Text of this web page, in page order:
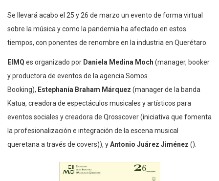
Se llevará acabo el 25 y 26 de marzo un evento de forma virtual
sobre la música y como la pandemia ha afectado en estos
tiempos, con ponentes de renombre en la industria en Querétaro.
EIMQ es organizado por Daniela Medina Moch (manager, booker
y productora de eventos de la agencia Somos
Booking), Estephanía Braham Márquez (manager de la banda
Katua, creadora de espectáculos musicales y artísticos para
eventos sociales y creadora de Qrosscover (iniciativa que fomenta
la profesionalización e integración de la escena musical
queretana a través de covers)), yAntonio Juárez Jiménez ().